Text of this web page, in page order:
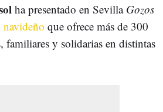
ha presentado en Sevilla Gozos
que ofrece más de 300
familiares y solidarias en distintas